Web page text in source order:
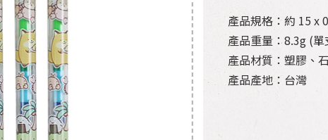
產品規格：約 15 x
產品重量：8.3g (單
產品材質：塑膠、
產品產地：台灣